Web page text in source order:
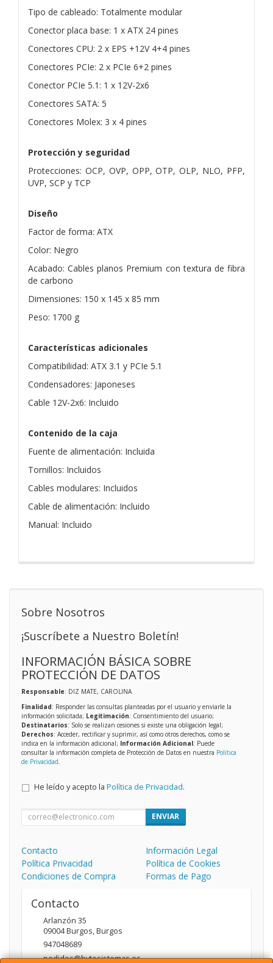
Tipo de cableado: Totalmente modular
Conector placa base: 1 x ATX 24 pines
Conectores CPU: 2 x EPS +12V 4+4 pines
Conectores PCIe: 2 x PCIe 6+2 pines
Conector PCIe 5.1: 1 x 12V-2x6
Conectores SATA: 5
Conectores Molex: 3 x 4 pines
Protección y seguridad
Protecciones: OCP, OVP, OPP, OTP, OLP, NLO, PFP,
UVP, SCP y TCP
Diseño
Factor de forma: ATX
Color: Negro
Acabado: Cables planos Premium con textura de fibra
de carbono
Dimensiones: 150 x 145 x 85 mm
Peso: 1700 g
Características adicionales
Compatibilidad: ATX 3.1 y PCIe 5.1
Condensadores: Japoneses
Cable 12V-2x6: Incluido
Contenido de la caja
Fuente de alimentación: Incluida
Tornillos: Incluidos
Cables modulares: Incluidos
Cable de alimentación: Incluido
Manual: Incluido
Sobre Nosotros
¡Suscríbete a Nuestro Boletín!
INFORMACIÓN BÁSICA SOBRE
PROTECCIÓN DE DATOS
Responsable: DIZ MATE, CAROLINA
Finalidad: Responder las consultas planteadas por el usuario y enviarle la
información solicitada; Legitimación: Consentimiento del usuario;
Destinatarios: Solo se realizan cesiones si existe una obligación legal;
Derechos: Acceder, rectificar y suprimir, así como otros derechos, como se
indica en la información adicional; Información Adicional: Puede
consultar la información completa de Protección de Datos en nuestra Política
de Privacidad
He leído y acepto la Política de Privacidad.
ENVIAR
Contacto
Información Legal
Política Privacidad
Política de Cookies
Condiciones de Compra
Formas de Pago
Contacto
Arlanzón 35
09004Burgos,Burgos
947048689
pedidos@bytesistemas.es